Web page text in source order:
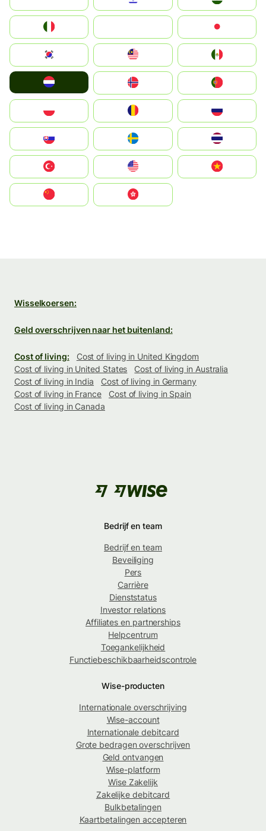
South Korea
United States
中國香港特別行政區
Wisselkoersen:
Geld overschrijven naar het buitenland:
Cost of living:
Cost of living in United Kingdom
Cost of living in United States
Cost of living in Australia
Cost of living in India
Cost of living in Germany
Cost of living in France
Cost of living in Spain
Cost of living in Canada
Bedrijf en team
Bedrijf en team
Beveiliging
Pers
Carrière
Dienststatus
Investor relations
Affiliates en partnerships
Helpcentrum
Toegankelijkheid
Functiebeschikbaarheidscontrole
Wise-producten
Internationale overschrijving
Wise-account
Internationale debitcard
Grote bedragen overschrijven
Geld ontvangen
Wise-platform
Wise Zakelijk
Zakelijke debitcard
Bulkbetalingen
Kaartbetalingen accepteren